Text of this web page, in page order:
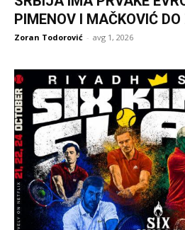
PIMENOV I MAČKOVIĆ
Zoran Todorović - avg 1, 2026